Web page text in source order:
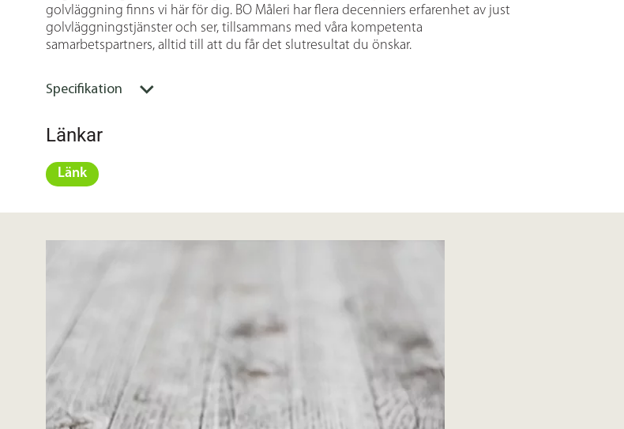
golvläggning finns vi här för dig. BO Måleri har flera decenniers erfarenhet av just
golvläggningstjänster och ser, tillsammans med våra kompetenta
samarbetspartners, alltid till att du får det slutresultat du önskar.
Specifikation
Länkar
Länk